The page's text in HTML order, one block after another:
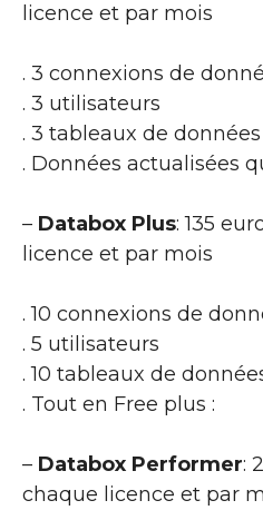
licence et par mois
. 3 connexions de
. 3 utilisateurs
. 3 tableaux de données
. Données actualisées
– Databox Plus: 135
licence et par mois
. 10 connexions de
. 5 utilisateurs
. 10 tableaux de
. Tout en Free plus :
– Databox Performer:
chaque licence et par